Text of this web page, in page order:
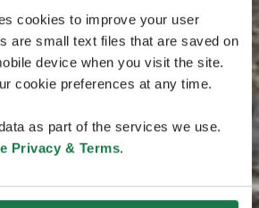
cookies to improve your user
are small text files that are saved on
device when you visit the site.
cookie preferences at any time.
as part of the services we use.
Privacy & Terms.